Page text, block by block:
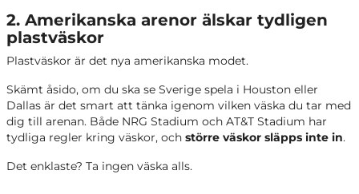
2. Amerikanska arenor älskar tydligen
plastväskor
Plastväskor är det nya amerikanska modet.
Skämt åsido, om du ska se Sverige spela i Houston eller
Dallas är det smart att tänka igenom vilken väska du tar med
dig till arenan. Både NRG Stadium och AT&T Stadium har
tydliga regler kring väskor, och större väskor släpps inte in.
Det enklaste? Ta ingen väska alls.